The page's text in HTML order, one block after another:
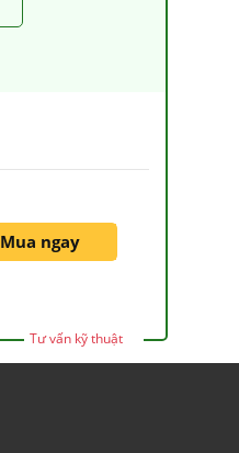
Mua ngay
Tư vấn kỹ thuật